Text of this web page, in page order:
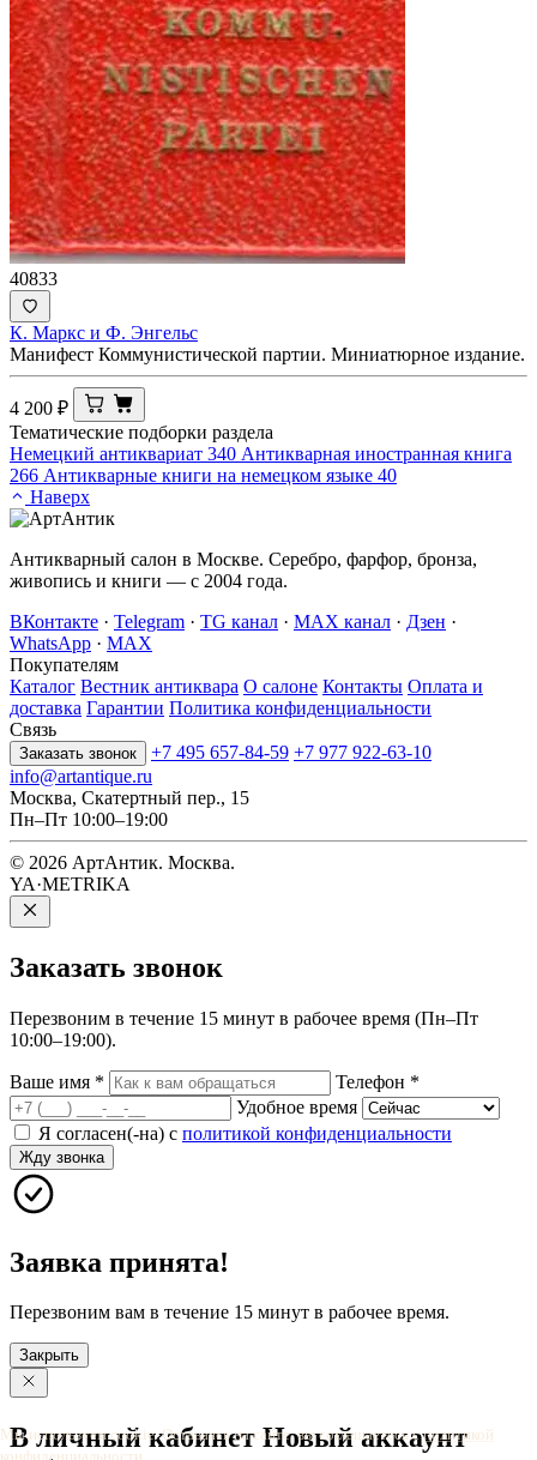
40833
К. Маркс и Ф. Энгельс
Манифест Коммунистической партии. Миниатюрное издание.
4 200 ₽
Тематические подборки раздела
Немецкий антиквариат 340 Антикварная иностранная книга
266 Антикварные книги на немецком языке 40
Наверх
Антикварный салон в Москве. Серебро, фарфор, бронза,
живопись и книги — с 2004 года.
ВКонтакте · Telegram · TG канал · MAX канал · Дзен ·
WhatsApp · MAX
Покупателям
Каталог Вестник антиквара О салоне Контакты Оплата и
доставка Гарантии Политика конфиденциальности
Связь
Заказать звонок +7 495 657-84-59 +7 977 922-63-10
info@artantique.ru
Москва, Скатертный пер., 15
Пн–Пт 10:00–19:00
© 2026 АртАнтик. Москва.
YA·METRIKA
Заказать звонок
Перезвоним в течение 15 минут в рабочее время (Пн–Пт
10:00–19:00).
Ваше имя * Телефон *
Удобное время
Я согласен(-на) с политикой конфиденциальности
Жду звонка
Заявка принята!
Перезвоним вам в течение 15 минут в рабочее время.
Закрыть
Мы используем cookie. Оставаясь на сайте, вы соглашаетесь сполитикой
конфиденциальности
В личныйкабинет Новыйаккаунт